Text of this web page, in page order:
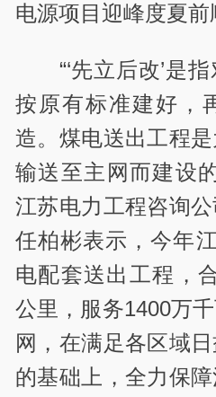
电源项目迎峰度夏前
“‘先立后改’是
按原有标准建好，
造。煤电送出工程
输送至主网而建设
江苏电力工程咨询
任柏彬表示，今年
电配套送出工程，
公里，服务1400万
网，在满足各区域
的基础上，全力保